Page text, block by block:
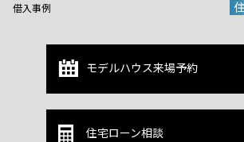
借入事例
モデルハウス来場予約
住宅ローン相談